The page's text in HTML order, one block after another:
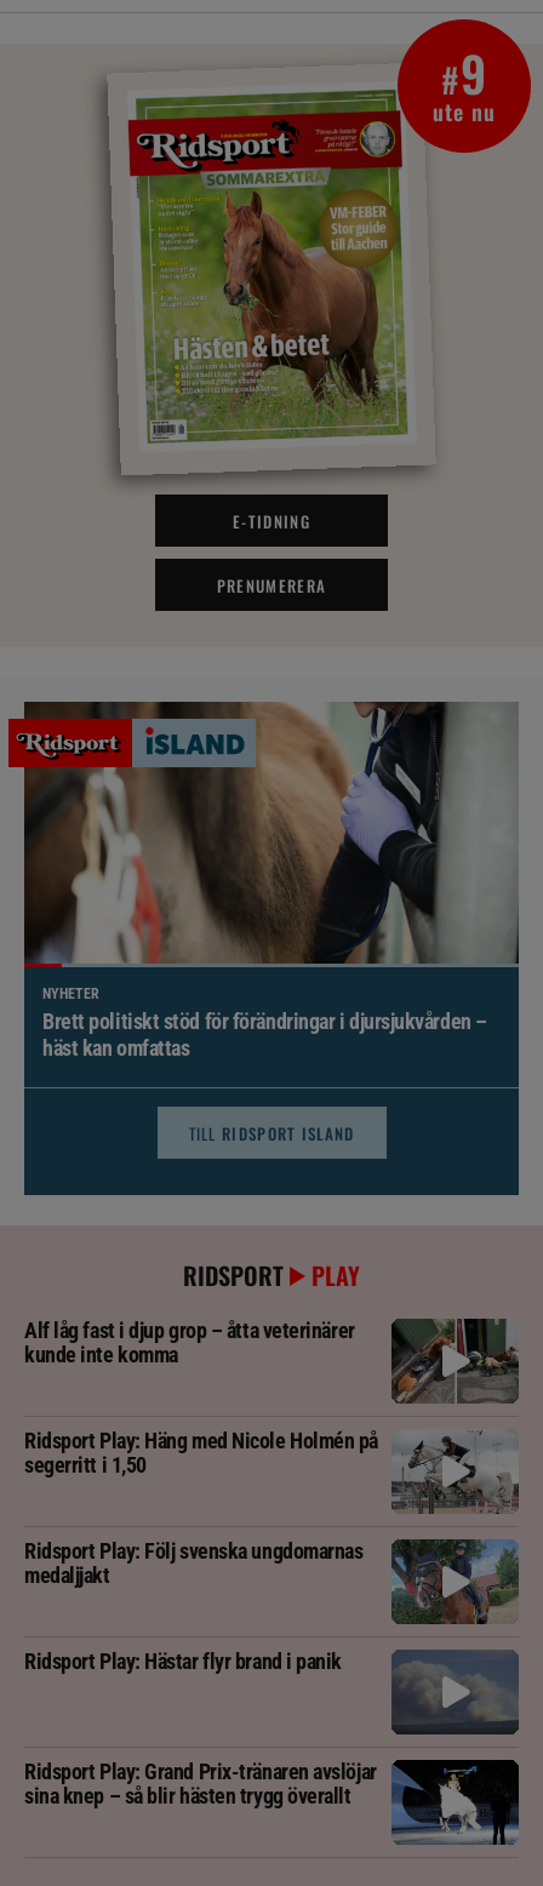
#9
ute nu
E-TIDNING
PRENUMERERA
NYHETER
Brett politiskt stöd för förändringar i djursjukvården –
häst kan omfattas
TILL RIDSPORT ISLAND
RIDSPORT PLAY
Alf låg fast i djup grop – åtta veterinärer
kunde inte komma
Ridsport Play: Häng med Nicole Holmén på
segerritt i 1,50
Ridsport Play: Följ svenska ungdomarnas
medaljjakt
Ridsport Play: Hästar flyr brand i panik
Ridsport Play: Grand Prix-tränaren avslöjar
sina knep – så blir hästen trygg överallt